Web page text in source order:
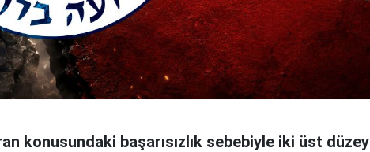
konusundaki başarısızlık sebebiyle iki üst düzey